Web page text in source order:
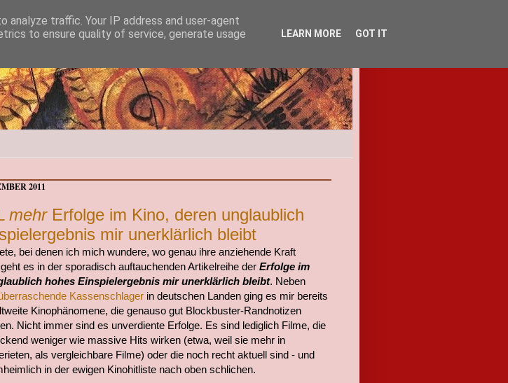
2011
mehrErfolge im Kino, deren unglaublich
mir unerklärlich bleibt
bei denen ich mich wundere, wo genau ihre anziehende Kraft
es in der sporadisch auftauchenden Artikelreihe der Erfolge im
hohes Einspielergebnis mir unerklärlich bleibt. Neben
Kassenschlager in deutschen Landen ging es mir bereits
Kinophänomene, die genauso gut Blockbuster-Randnotizen
Nicht immer sind es unverdiente Erfolge. Es sind lediglich Filme, die
weniger wie massive Hits wirken (etwa, weil sie mehr in
als vergleichbare Filme) oder die noch recht aktuell sind - und
in der ewigen Kinohitliste nach oben schlichen.
traffic. Your IP address and user-agent
to ensure quality of service, generate usage
LEARN MORE GOT IT